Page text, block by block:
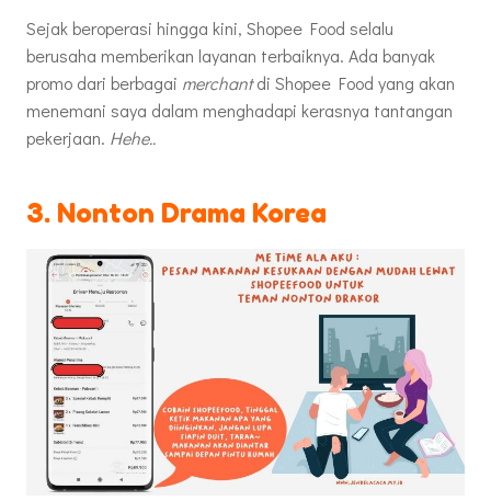
Sejak beroperasi hingga kini, Shopee Food selalu
berusaha memberikan layanan terbaiknya. Ada banyak
promo dari berbagai merchantdi Shopee Food yang akan
menemani saya dalam menghadapi kerasnya tantangan
pekerjaan. Hehe..
3. Nonton Drama Korea